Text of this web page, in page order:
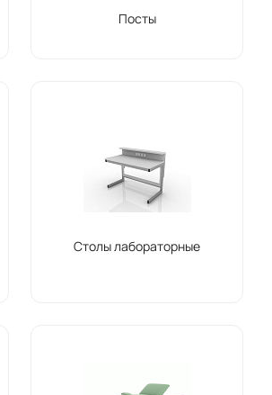
Посты
Столы лабораторные